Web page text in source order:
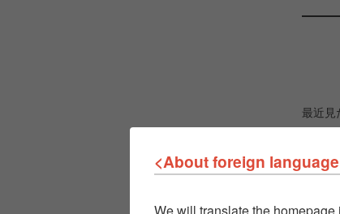
最近見
<About foreign
We will translate the